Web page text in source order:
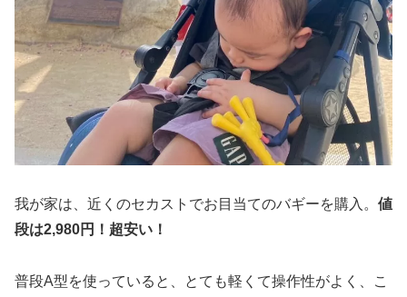
我が家は、近くのセカストでお目当てのバギーを購入。 値
段は2,980円！超安い！
普段A型を使っていると、とても軽くて操作性がよく、こ